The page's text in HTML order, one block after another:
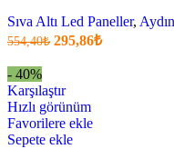
Sıva Altı Led Paneller,
554,40₺ Orijinal
295,86₺Şu
- 40%
Karşılaştır
Hızlı görünüm
Favorilere ekle
Sepete ekle